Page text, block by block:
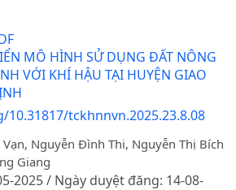
MÔ HÌNH SỬ DỤNG ĐẤT NÔNG
VỚI KHÍ HẬU TẠI HUYỆN GIAO
tckhnnvn.2025.23.8.08
Vạn, Nguyễn Đình Thi, Nguyễn Thị Bích
Giang
2025 / Ngày duyệt đăng: 14-08-